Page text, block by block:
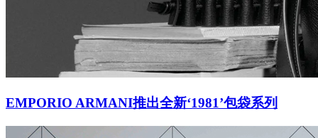
EMPORIO ARMANI推出全新‘1981’包袋系列